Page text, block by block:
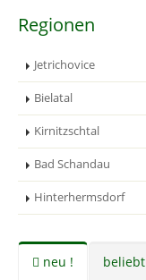
Regionen
Jetrichovice
Bielatal
Kirnitzschtal
Bad Schandau
Hinterhermsdorf
neu ! beliebt